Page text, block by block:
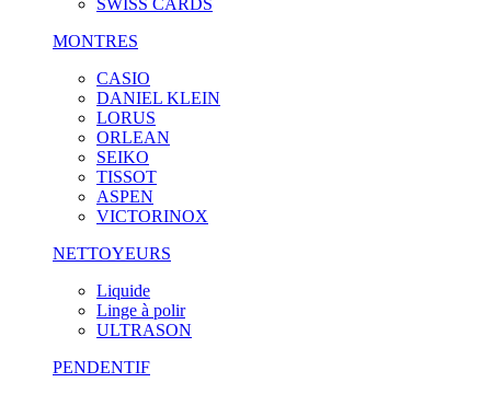
SWISS CARDS
MONTRES
CASIO
DANIEL KLEIN
LORUS
ORLEAN
SEIKO
TISSOT
ASPEN
VICTORINOX
NETTOYEURS
Liquide
Linge à polir
ULTRASON
PENDENTIF